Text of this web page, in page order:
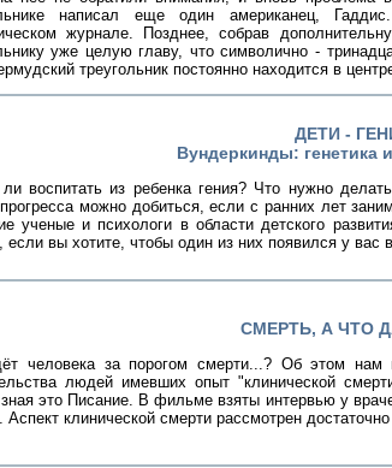
написал еще один американец,
журнале. Позднее, собрав
уже целую главу, что символично -
треугольник постоянно находится в
ДЕТИ -
Вундеркинды: генетика
воспитать из ребенка гения? Что нужно
прогресса можно добиться, если с ранних лет
ученые и психологи в области детского
если вы хотите, чтобы один из них появился у вас в
СМЕРТЬ, А ЧТО
человека за порогом смерти...? Об этом
людей имевших опыт "клинической
зная это Писание. В фильме взяты интервью у
Аспект клинической смерти рассмотрен достаточно